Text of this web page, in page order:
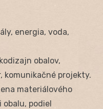
energia, voda,
obalov,
komunikačné projekty.
materiálového
podiel